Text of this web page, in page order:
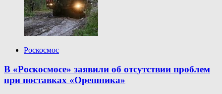
Роскосмос
В «Роскосмосе» заявили об отсутствии проблем
при поставках «Орешника»